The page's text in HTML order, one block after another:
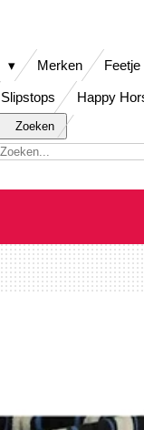
Merken
Slipstops Happy
Zoeken